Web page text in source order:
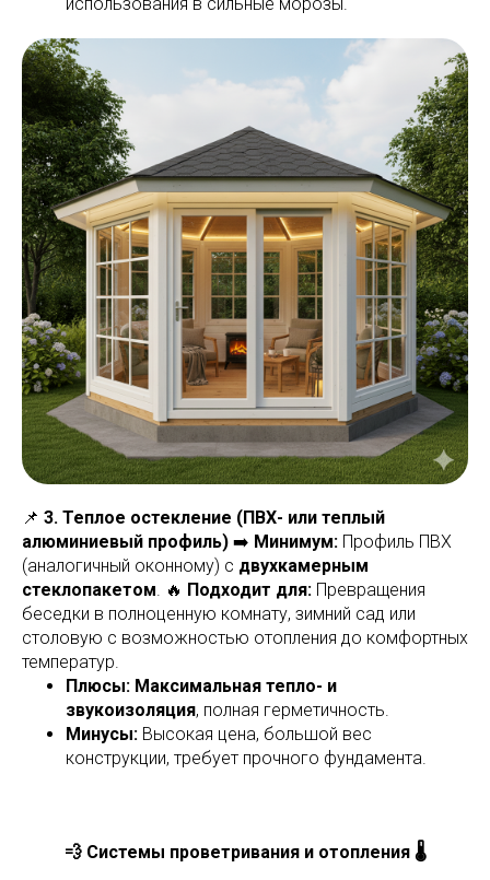
📌 3. Теплое остекление (ПВХ- или теплый
алюминиевый профиль) ➡️ Минимум: Профиль ПВХ
(аналогичный оконному) с двухкамерным
стеклопакетом. 🔥 Подходит для: Превращения
беседки в полноценную комнату, зимний сад или
столовую с возможностью отопления до комфортных
температур.
Плюсы: Максимальная тепло- и
звукоизоляция, полная герметичность.
Минусы: Высокая цена, большой вес
конструкции, требует прочного фундамента.
💨 Системы проветривания и отопления 🌡️